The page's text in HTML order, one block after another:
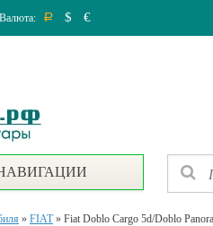
Валюта: Р $ €
» FIAT» Fiat Doblo Cargo 5d/Doblo